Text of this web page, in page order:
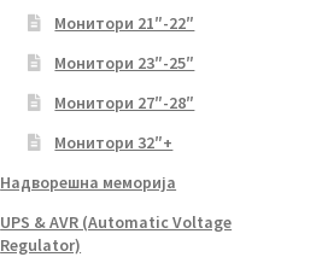
Монитори 21″-22″
Монитори 23″-25″
Монитори 27″-28″
Монитори 32″+
Надворешна меморија
UPS & AVR (Automatic Voltage
Regulator)